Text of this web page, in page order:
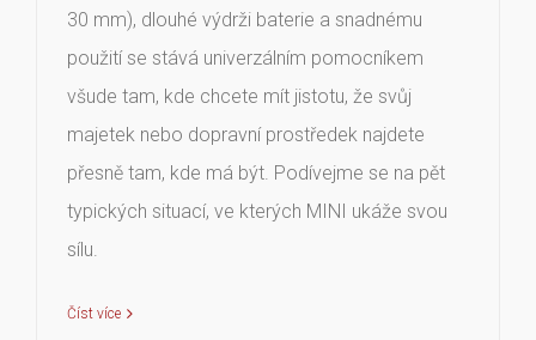
30 mm), dlouhé výdrži baterie a snadnému
použití se stává univerzálním pomocníkem
všude tam, kde chcete mít jistotu, že svůj
majetek nebo dopravní prostředek najdete
přesně tam, kde má být. Podívejme se na pět
typických situací, ve kterých MINI ukáže svou
sílu.
Číst více